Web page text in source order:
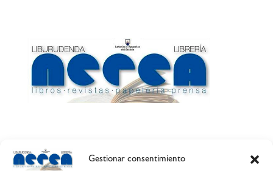
Gestionar consentimiento
Calle Esquíroz, 27